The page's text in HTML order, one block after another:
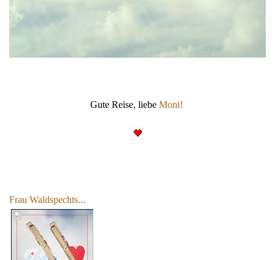
Gute Reise, liebe Moni!
Frau Waldspechts...